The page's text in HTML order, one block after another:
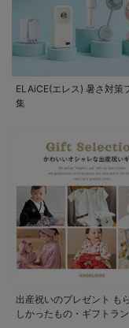
ELAiCE(エレス) 暑さ対策
集
出産祝いのプレゼント も
しかったもの・ギフトラ